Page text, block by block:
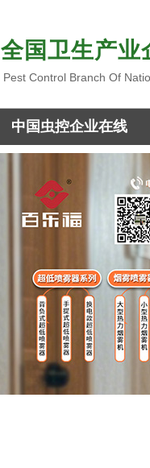
全国卫生产业
Pest Control Branch Of
中国虫控企业在线